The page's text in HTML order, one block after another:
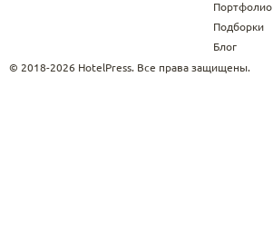
Портфолио
Подборки
Блог
© 2018-2026 HotelPress. Все права защищены.